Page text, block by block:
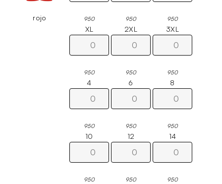
rojo 950 950 950
XL
950
2XL
950
3XL
950
4
950
6
950
8
950
10
950
12
950
14
950